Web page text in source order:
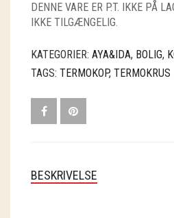
IBU JEWELS
KOUSTRUP & CO.
LÆSØ ULDSTUE
DENNE VARE ER P.T. IKKE PÅ
IKKE TILGÆNGELIG.
KATEGORIER: AYA&IDA, BOLIG,
TAGS: TERMOKOP, TERMOKRUS
BESKRIVELSE